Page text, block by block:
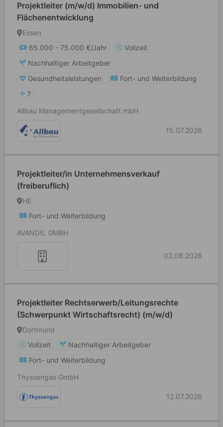
Projektleiter (m/w/d) Immobilien- und
Flächenentwicklung
Essen
65.000 - 75.000 €/Jahr
Vollzeit
Nachhaltiger Arbeitgeber
Gesundheitsleistungen
Fort- und Weiterbildung
7
Allbau Managementgesellschaft mbH
15.07.2026
Projektleiter/in Unternehmensverkauf
(freiberuflich)
HE
Fort- und Weiterbildung
AVANDIL GMBH
02.08.2026
Projektleiter Rechtserwerb/Leitungsrechte
(Schwerpunkt Wirtschaftsrecht) (m/w/d)
Dortmund
Vollzeit
Nachhaltiger Arbeitgeber
Fort- und Weiterbildung
Thyssengas GmbH
12.07.2026